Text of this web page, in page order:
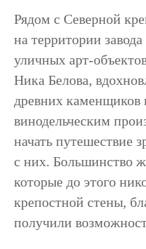
Рядом с Северной
на территории
уличных арт-
Ника Белова,
древних
винодельческим
начать путешествие
с них. Большинство
которые до этого
крепостной стены,
получили